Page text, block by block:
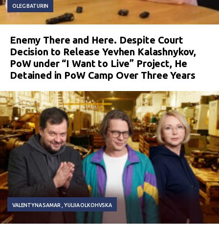
OLEG BATURIN
Enemy There and Here. Despite Court
Decision to Release Yevhen Kalashnykov,
PoW under “I Want to Live” Project, He
Detained in PoW Camp Over Three Years
VALENTYNA SAMAR YULIIA OLKOHVSKA